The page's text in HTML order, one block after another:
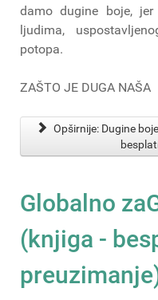
damo dugine boje,
ljudima,
potopa.
ZAŠTO JE DUGA NAŠA
Opširnije: Dugine
Globalno
(knjiga -